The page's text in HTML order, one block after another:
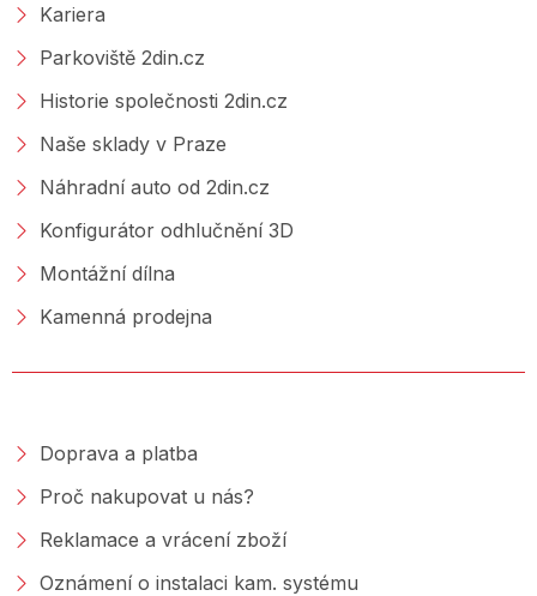
Kariera
Parkoviště 2din.cz
Historie společnosti 2din.cz
Naše sklady v Praze
Náhradní auto od 2din.cz
Konfigurátor odhlučnění 3D
Montážní dílna
Kamenná prodejna
Doprava a platba
Proč nakupovat u nás?
Reklamace a vrácení zboží
Oznámení o instalaci kam. systému